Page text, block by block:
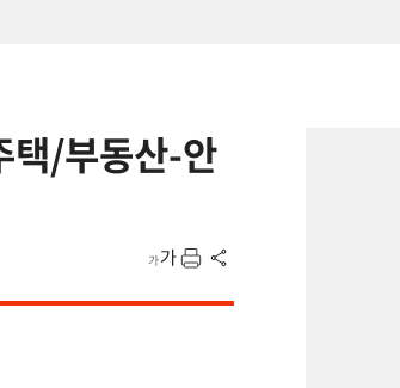
택/부동산-안